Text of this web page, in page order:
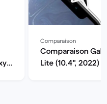
Comparaison
Comparaison
Lite (10.4", 2022)